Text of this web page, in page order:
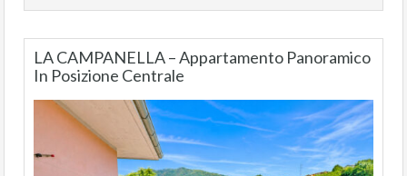
LA CAMPANELLA – Appartamento Panoramico
In Posizione Centrale